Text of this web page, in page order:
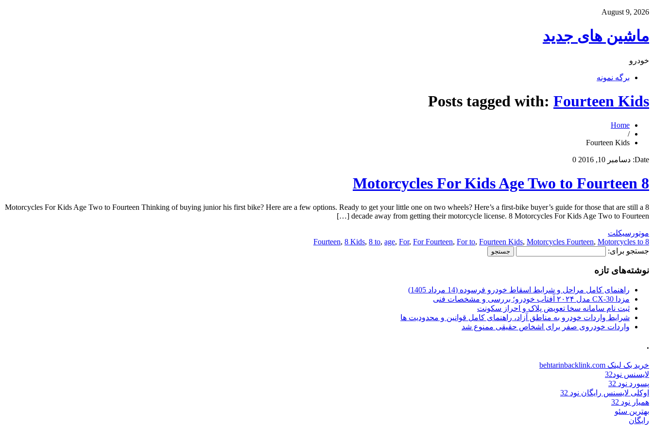
August 9, 2026
ماشین های جدید
خودرو
برگه نمونه
Posts tagged with: Fourteen Kids
Home
/
Fourteen Kids
Date: دسامبر 10, 2016 0
8 Motorcycles For Kids Age Two to Fourteen
8 Motorcycles For Kids Age Two to Fourteen Thinking of buying junior his first bike? Here are a few options. Ready to get your little one on two wheels? Here’s a first-bike buyer’s guide for those that are still a
decade away from getting their motorcycle license. 8 Motorcycles For Kids Age Two to Fourteen […]
موتورسیکلت
8 Fourteen
, 8 Kids, 8 to, age, For, For Fourteen, For to, Fourteen Kids, Motorcycles Fourteen, Motorcycles to
جستجو برای:
نوشته‌های تازه
راهنمای کامل مراحل و شرایط اسقاط خودرو فرسوده (14 مرداد 1405)
مزدا CX-30 مدل ۲۰۲۴ آفتاب خودرو؛ بررسی و مشخصات فنی
ثبت نام سامانه سخا تعویض پلاک و احراز سکونت
شرایط واردات خودرو به مناطق آزاد، راهنمای کامل قوانین و محدودیت ها
واردات خودروی صفر برای اشخاص حقیقی ممنوع شد
.
خرید بک لینک behtarinbacklink.com
لایسنس نود32
پسورد نود 32
اوکلی لایسنس رایگان نود 32
همیار نود 32
بهترین سئو
رایگان